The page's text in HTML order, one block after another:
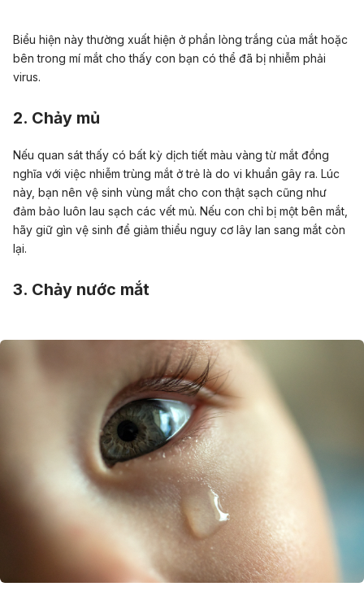
Biểu hiện này thường xuất hiện ở phần lòng trắng của mắt hoặc
bên trong mí mắt cho thấy con bạn có thể đã bị nhiễm phải
virus.
2. Chảy mủ
Nếu quan sát thấy có bất kỳ dịch tiết màu vàng từ mắt đồng
nghĩa với việc nhiễm trùng mắt ở trẻ là do vi khuẩn gây ra. Lúc
này, bạn nên vệ sinh vùng mắt cho con thật sạch cũng như
đảm bảo luôn lau sạch các vết mủ. Nếu con chỉ bị một bên mắt,
hãy giữ gìn vệ sinh để giảm thiểu nguy cơ lây lan sang mắt còn
lại.
3. Chảy nước mắt